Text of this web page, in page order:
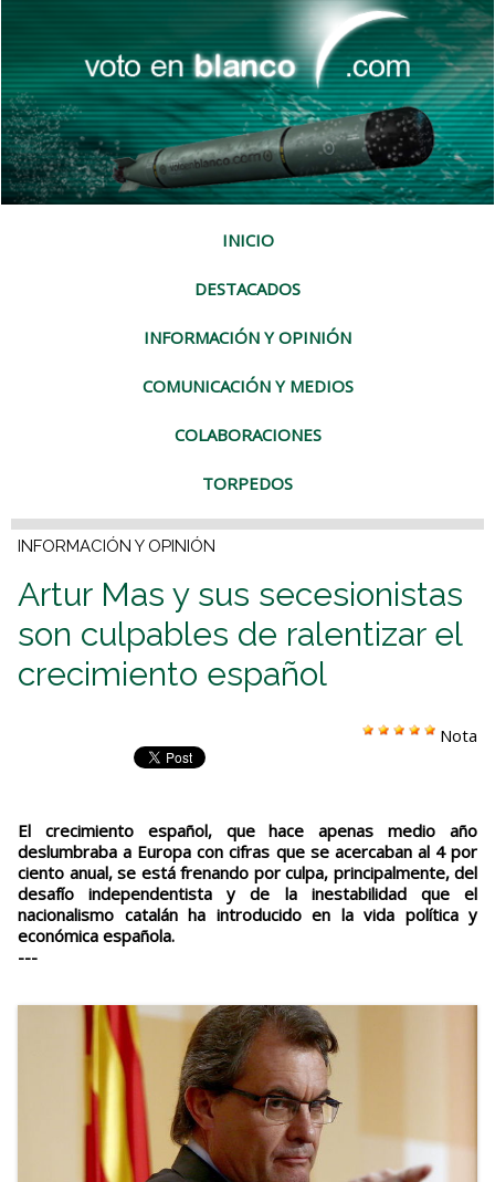
INICIO
DESTACADOS
INFORMACIÓN Y OPINIÓN
COMUNICACIÓN Y MEDIOS
COLABORACIONES
TORPEDOS
INFORMACIÓN Y OPINIÓN
Artur Mas y sus secesionistas
son culpables de ralentizar el
crecimiento español
Nota
El crecimiento español, que hace apenas medio año
deslumbraba a Europa con cifras que se acercaban al 4 por
ciento anual, se está frenando por culpa, principalmente, del
desafío independentista y de la inestabilidad que el
nacionalismo catalán ha introducido en la vida política y
económica española.
---